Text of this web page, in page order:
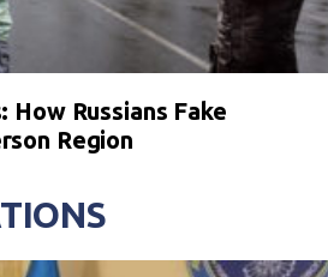
How Russians Fake
Region